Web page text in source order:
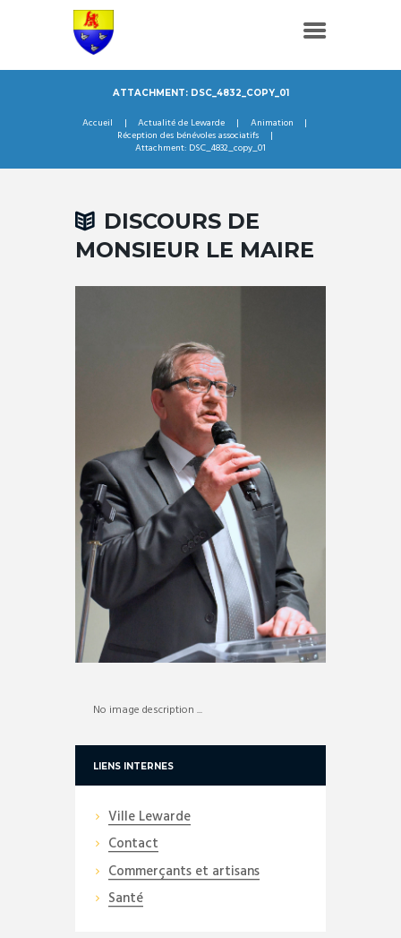
ATTACHMENT: DSC_4832_COPY_01
Accueil Actualité de Lewarde
Animation
Réception des bénévoles associatifs
Attachment: DSC_4832_copy_01
DISCOURS DE
MONSIEUR LE MAIRE
No image description ...
LIENS INTERNES
Ville Lewarde
Contact
Commerçants et artisans
Santé